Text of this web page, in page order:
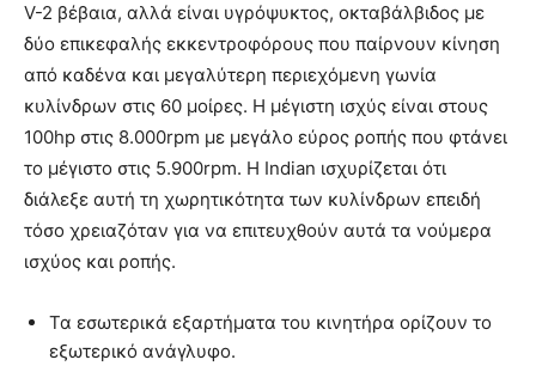
V-2 βέβαια, αλλά είναι υγρόψυκτος, οκταβάλβιδος με
δύο επικεφαλής εκκεντροφόρους που παίρνουν κίνηση
από καδένα και μεγαλύτερη περιεχόμενη γωνία
κυλίνδρων στις 60 μοίρες. Η μέγιστη ισχύς είναι στους
100hp στις 8.000rpm με μεγάλο εύρος ροπής που φτάνει
το μέγιστο στις 5.900rpm. Η Indian ισχυρίζεται ότι
διάλεξε αυτή τη χωρητικότητα των κυλίνδρων επειδή
τόσο χρειαζόταν για να επιτευχθούν αυτά τα νούμερα
ισχύος και ροπής.
Τα εσωτερικά εξαρτήματα του κινητήρα ορίζουν το
εξωτερικό ανάγλυφο.